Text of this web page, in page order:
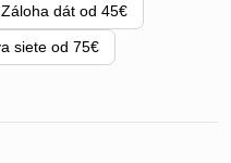
Záloha dát od 45€
siete od 75€